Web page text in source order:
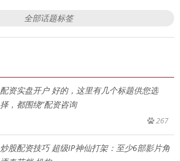
全部话题标签
配资实盘开户 好的，这里有几个标题供您选
择，都围绕“配资咨询
267
炒股配资技巧 超级IP神仙打架：至少6部影片角